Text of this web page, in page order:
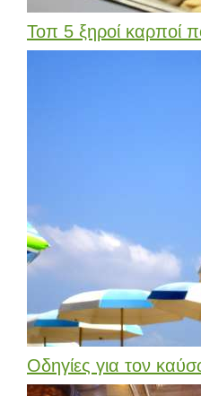
Τοπ 5 ξηροί καρποί
Οδηγίες για τον